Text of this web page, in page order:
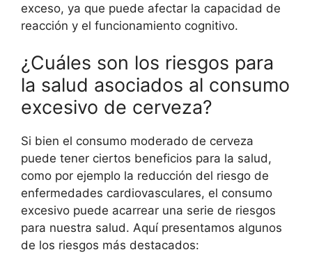
exceso, ya que puede afectar la capacidad de
reacción y el funcionamiento cognitivo.
¿Cuáles son los riesgos para
la salud asociados al consumo
excesivo de cerveza?
Si bien el consumo moderado de cerveza
puede tener ciertos beneficios para la salud,
como por ejemplo la reducción del riesgo de
enfermedades cardiovasculares, el consumo
excesivo puede acarrear una serie de riesgos
para nuestra salud. Aquí presentamos algunos
de los riesgos más destacados: